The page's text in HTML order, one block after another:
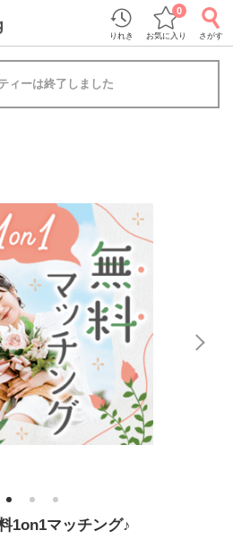
りれき お気に入り
0
さがす
ィーは終了しました
1 2 3
1on1マッチング♪